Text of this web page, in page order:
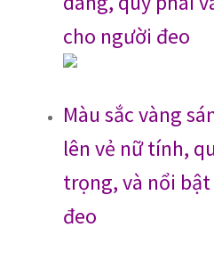
cho người đeo
Màu sắc vàng
lên vẻ nữ tính,
trọng, và nổi
đeo